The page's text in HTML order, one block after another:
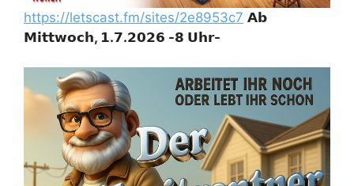
https://letscast.fm/sites/2e8953c7 𝗔𝗯
𝗠𝗶𝘁𝘁𝘄𝗼𝗰𝗵, 𝟭.𝟳.𝟮𝟬𝟮𝟲 -𝟴 𝗨𝗵𝗿-